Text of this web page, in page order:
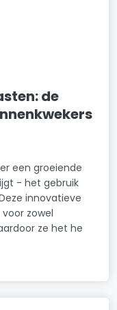
de
een groeiende
- het gebruik
innovatieve
zowel
ze het he